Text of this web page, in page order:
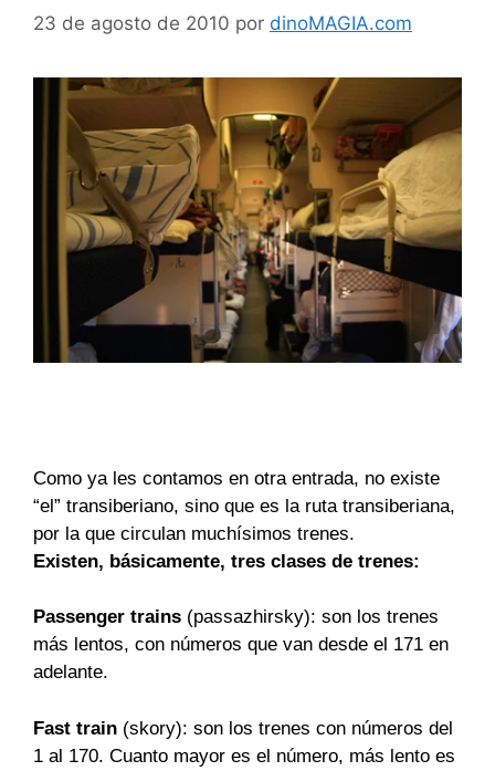
23 de agosto de 2010 por dinoMAGIA.com
Como ya les contamos en otra entrada, no existe
“el” transiberiano, sino que es la ruta transiberiana,
por la que circulan muchísimos trenes.
Existen, básicamente, tres clases de trenes:
Passenger trains (passazhirsky): son los trenes
más lentos, con números que van desde el 171 en
adelante.
Fast train (skory): son los trenes con números del
1 al 170. Cuanto mayor es el número, más lento es